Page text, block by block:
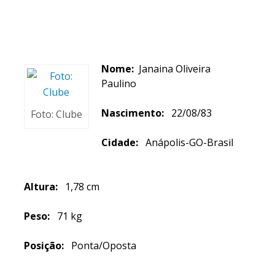
Foto: Clube
Nome: Janaina Oliveira
Paulino
Nascimento: 22/08/83
Cidade: Anápolis-GO-Brasil
Altura: 1,78 cm
Peso: 71 kg
Posição: Ponta/Oposta